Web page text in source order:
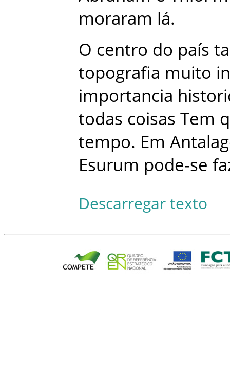
moraram lá.
O centro do país
topografia muito
importancia
todas coisas Tem
tempo. Em
Esurum pode-se
Descarregar texto